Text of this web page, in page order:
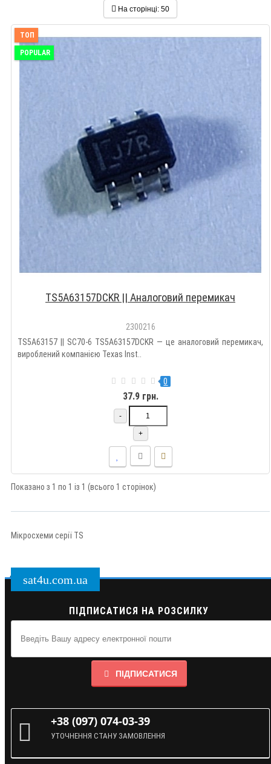
На сторінці: 50
ТОП
POPULAR
TS5A63157DCKR || Аналоговий перемикач
2300216
TS5A63157 || SC70-6 TS5A63157DCKR — це аналоговий перемикач,
вироблений компанією Texas Inst..
0
37.9 грн.
-
+
Показано з 1 по 1 із 1 (всього 1 сторінок)
Мікросхеми серії TS
sat4u.com.ua
ПІДПИСАТИСЯ НА РОЗСИЛКУ
ПІДПИСАТИСЯ
+38 (097) 074-03-39
УТОЧНЕННЯ СТАНУ ЗАМОВЛЕННЯ